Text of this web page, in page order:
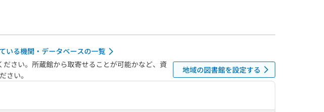
いる機関・データベースの一覧
さい。所蔵館から取寄せることが可能かなど、資
さい。
地域の図書館を設定する